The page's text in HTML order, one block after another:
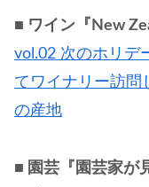
■ ワイン『New
vol.02 次のホリデ
てワイナリー訪問
の産地
■ 園芸『園芸家